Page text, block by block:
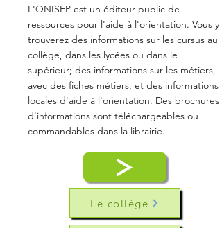
L'ONISEP est un éditeur public de
ressources pour l'aide à l'orientation. Vous y
trouverez des informations sur les cursus au
collège, dans les lycées ou dans le
supérieur; des informations sur les métiers,
avec des fiches métiers; et des informations
locales d'aide à l'orientation. Des brochures
d'informations sont téléchargeables ou
commandables dans la librairie.
Le collège